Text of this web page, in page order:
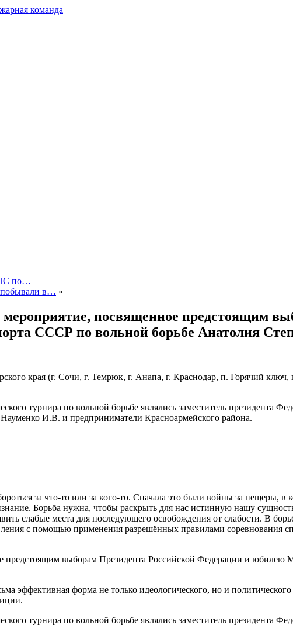
команда
по…
побывали в… »
посвященное предстоящим
СССР по вольной борьбе Анатолия
края (г. Сочи, г. Темрюк, г. Анапа, г. Краснодар, п. Горячий
турнира по вольной борьбе являлись заместитель президента
И.В. и предприниматели Красноармейского района.
за что-то или за кого-то. Сначала это были войны за пещеры, в
Борьба нужна, чтобы раскрыть для нас истинную нашу
слабые места для последующего освобождения от слабости. В
с помощью применения разрешённых правилами соревнования
предстоящим выборам Президента Российской Федерации и юбилею
форма не только идеологического, но и
турнира по вольной борьбе являлись заместитель президента